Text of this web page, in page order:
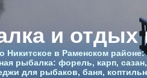
и отдых
Никитское в Раменском
рыбалка: форель, карп,
для рыбаков, баня,